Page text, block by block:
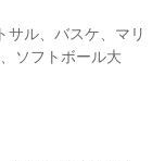
サル、バスケ、マリ
ソフトボール大